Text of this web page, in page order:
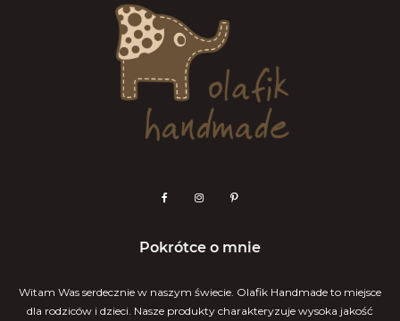
Pokrótce o mnie
Witam Was serdecznie w naszym świecie. Olafik Handmade to miejsce
dla rodziców i dzieci. Nasze produkty charakteryzuje wysoka jakość